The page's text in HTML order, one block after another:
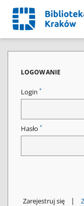
LOGOWANIE
Login *
Hasło *
Zarejestruj się |